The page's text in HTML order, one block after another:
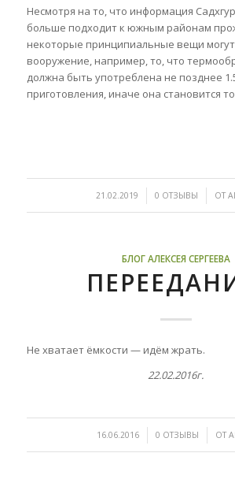
Несмотря на то, что информация
больше подходит к южным районам
некоторые принципиальные вещи
вооружение, например, то, что
должна быть употреблена не позднее
приготовления, иначе она становится
21.02.2019
/ 0 ОТЗЫВЫ
/ ОТ
БЛОГ АЛЕКСЕЯ СЕРГЕЕВА
Не хватает ёмкости — идём жрать.
22.02.2016г.
16.06.2016
/ 0 ОТЗЫВЫ
/ ОТ